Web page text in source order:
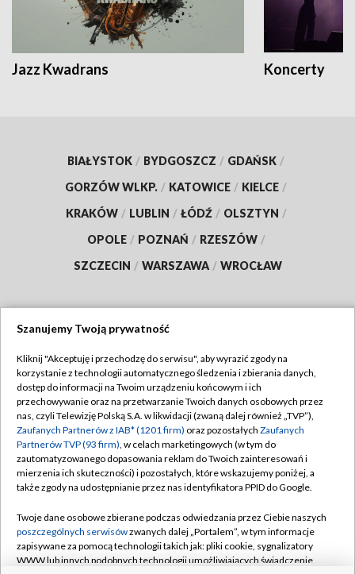
Jazz Kwadrans Koncerty
BIAŁYSTOK / BYDGOSZCZ / GDAŃSK /
GORZÓW WLKP. / KATOWICE / KIELCE /
KRAKÓW / LUBLIN / ŁÓDŹ / OLSZTYN /
OPOLE / POZNAŃ / RZESZÓW /
SZCZECIN / WARSZAWA / WROCŁAW
TVP
Abonament TVP
Emisja w TVP
Centrum informacji TVP
Naziemna Telewizja Cyfrowa
Rada Programowa
System NOS
Regulamin TVP
Polityka prywatności
Moje zgody
Pomoc
Kontakt
Szanujemy Twoją prywatność
Kliknij "Akceptuję i przechodzę do serwisu", aby wyrazić zgody na
korzystanie z technologii automatycznego śledzenia i zbierania danych,
dostęp do informacji na Twoim urządzeniu końcowym i ich
przechowywanie oraz na przetwarzanie Twoich danych osobowych przez
nas, czyli Telewizję Polską S.A. w likwidacji (zwaną dalej również „TVP”),
Zaufanych Partnerów z IAB* (1201 firm) oraz pozostałych Zaufanych
Partnerów TVP (93 firm), w celach marketingowych (w tym do
zautomatyzowanego dopasowania reklam do Twoich zainteresowań i
mierzenia ich skuteczności) i pozostałych, które wskazujemy poniżej, a
także zgody na udostępnianie przez nas identyfikatora PPID do Google.
Twoje dane osobowe zbierane podczas odwiedzania przez Ciebie naszych
poszczególnych serwisówzwanych dalej „Portalem”, w tym informacje
zapisywane za pomocą technologii takich jak: pliki cookie, sygnalizatory
WWW lub innych podobnych technologii umożliwiających świadczenie